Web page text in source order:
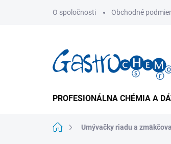
O spoločnosti Obchodné
PROFESIONÁLNA CHÉMIA A
DomovUmývačky riadu a